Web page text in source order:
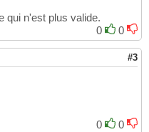
qui n'est plus valide.
0
0
#3
0 0